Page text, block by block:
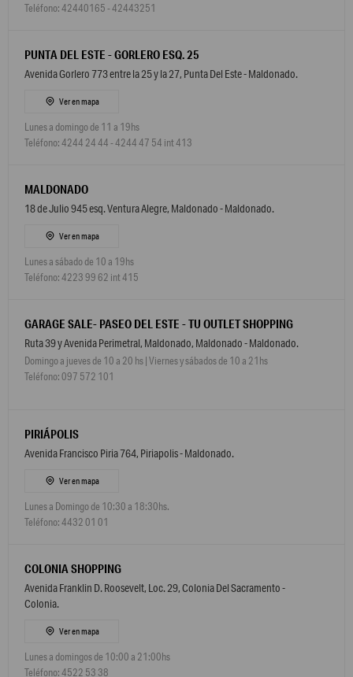
Teléfono: 42440165 - 42443251
PUNTA DEL ESTE - GORLERO ESQ. 25
Avenida Gorlero 773 entre la 25 y la 27, Punta Del Este - Maldonado.
Ver en mapa
Lunes a domingo de 11 a 19hs
Teléfono: 4244 24 44 - 4244 47 54 int 413
MALDONADO
18 de Julio 945 esq. Ventura Alegre, Maldonado - Maldonado.
Ver en mapa
Lunes a sábado de 10 a 19hs
Teléfono: 4223 99 62 int 415
GARAGE SALE- PASEO DEL ESTE - TU OUTLET SHOPPING
Ruta 39 y Avenida Perimetral, Maldonado, Maldonado - Maldonado.
Domingo a jueves de 10 a 20 hs | Viernes y sábados de 10 a 21hs
Teléfono: 097 572 101
PIRIÁPOLIS
Avenida Francisco Piria 764, Piriapolis - Maldonado.
Ver en mapa
Lunes a Domingo de 10:30 a 18:30hs.
Teléfono: 4432 01 01
COLONIA SHOPPING
Avenida Franklin D. Roosevelt, Loc. 29, Colonia Del Sacramento -
Colonia.
Ver en mapa
Lunes a domingos de 10:00 a 21:00hs
Teléfono: 4522 53 38